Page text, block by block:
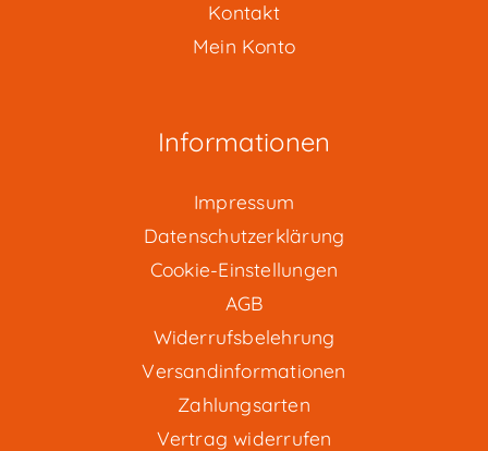
Kontakt
Mein Konto
Informationen
Impressum
Datenschutzerklärung
Cookie-Einstellungen
AGB
Widerrufsbelehrung
Versandinformationen
Zahlungsarten
Vertrag widerrufen